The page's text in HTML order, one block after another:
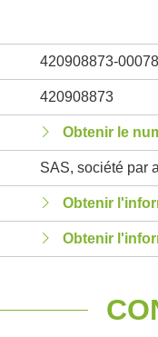
420908873-00078
420908873
Obtenir le
SAS, société par
Obtenir
Obtenir